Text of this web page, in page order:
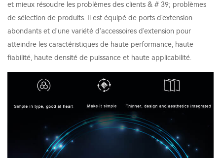
et mieux résoudre les problèmes des clients & # 39; problèmes
de sélection de produits. Il est équipé de ports d'extension
abondants et d'une variété d'accessoires d'extension pour
atteindre les caractéristiques de haute performance, haute
fiabilité, haute densité de puissance et haute applicabilité.